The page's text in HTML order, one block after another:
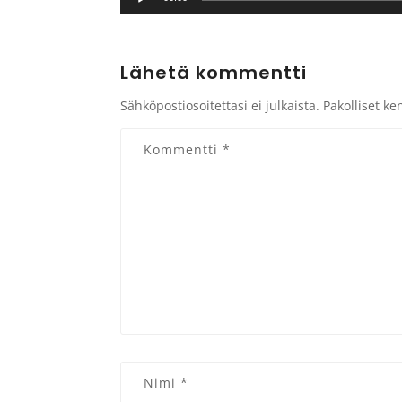
Lähetä kommentti
Sähköpostiosoitettasi ei julkaista. Pakolliset